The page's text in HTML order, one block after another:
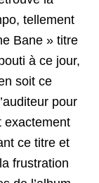
tellement
Bane » titre
à ce jour,
soit ce
pour
exactement
ce titre et
frustration